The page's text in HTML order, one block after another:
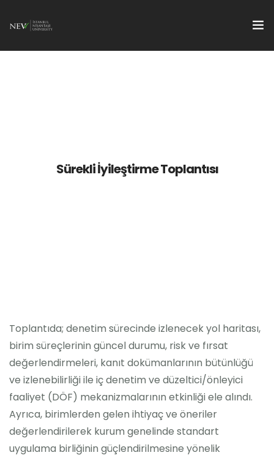
İyileştirme Çalışmaları
Sürekli İyileştirme Toplantısı
Toplantıda; denetim sürecinde izlenecek yol haritası,
birim süreçlerinin güncel durumu, risk ve fırsat
değerlendirmeleri, kanıt dokümanlarının bütünlüğü
ve izlenebilirliği ile iç denetim ve düzeltici/önleyici
faaliyet (DÖF) mekanizmalarının etkinliği ele alındı.
Ayrıca, birimlerden gelen ihtiyaç ve öneriler
değerlendirilerek kurum genelinde standart
uygulama birliğinin güçlendirilmesine yönelik